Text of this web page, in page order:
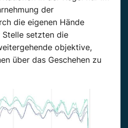
der
die eigenen Hände
setzten die
objektive,
über das Geschehen zu